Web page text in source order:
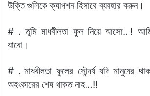
উক্তি গুলিকে ক্যাপশন হিসাবে ব্যবহার করুন।
# . তুমি মাধবীলতা ফুল নিয়ে আসো…!
যাবো।
# . মাধবীলতা ফুলের সৌন্দর্য যদি মানুষের
অহংকারের শেষ থাকত নাহ…!!